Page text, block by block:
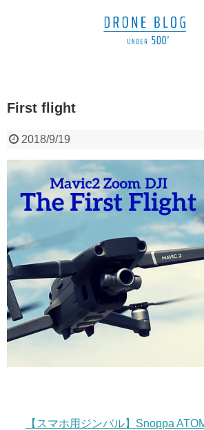
First flight
2018/9/19
【スマホ用ジンバル】Snoppa